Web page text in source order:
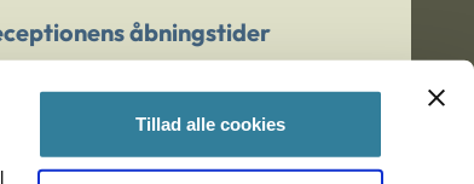
Tillad alle cookies
åbningstider
Er du bekymret for et barn/en ung?